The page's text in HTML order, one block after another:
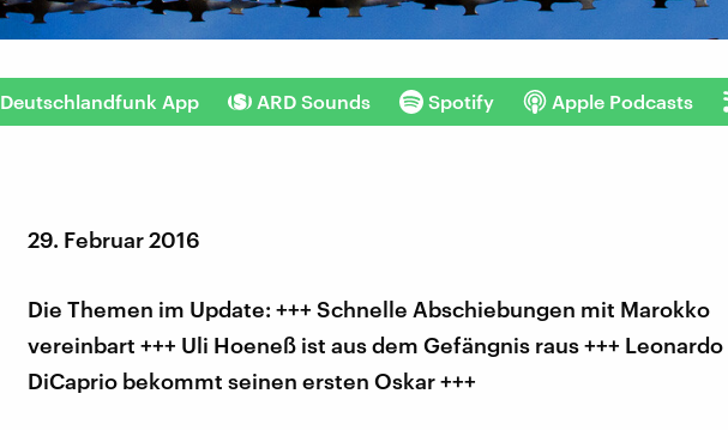
Deutschlandfunk App ARD Sounds Spotify Apple Podcasts
29. Februar 2016
Die Themen im Update: +++ Schnelle Abschiebungen mit Marokko
vereinbart +++ Uli Hoeneß ist aus dem Gefängnis raus +++ Leonardo
DiCaprio bekommt seinen ersten Oskar +++